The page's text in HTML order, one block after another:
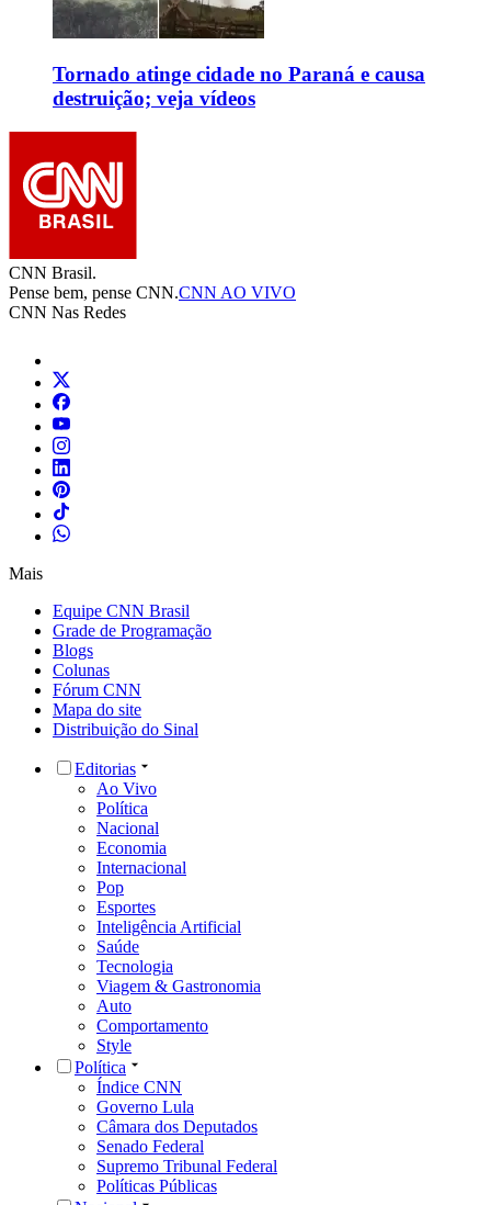
Tornado atinge cidade no Paraná e causa
destruição; veja vídeos
CNN Brasil.
Pense bem, pense CNN.CNN AO VIVO
CNN Nas Redes
Mais
Equipe CNN Brasil
Grade de Programação
Blogs
Colunas
Fórum CNN
Mapa do site
Distribuição do Sinal
Editorias
Ao Vivo
Política
Nacional
Economia
Internacional
Pop
Esportes
Inteligência Artificial
Saúde
Tecnologia
Viagem & Gastronomia
Auto
Comportamento
Style
Política
Índice CNN
Governo Lula
Câmara dos Deputados
Senado Federal
Supremo Tribunal Federal
Políticas Públicas